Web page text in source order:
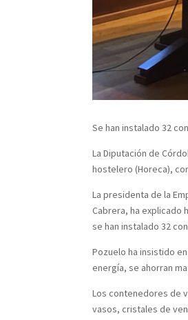
Se han instalado 32
La Diputación de
hostelero (Horeca),
La presidenta de la
Cabrera, ha explicado
se han instalado 32
Pozuelo ha insistido
energía, se ahorran
Los contenedores de
vasos, cristales de